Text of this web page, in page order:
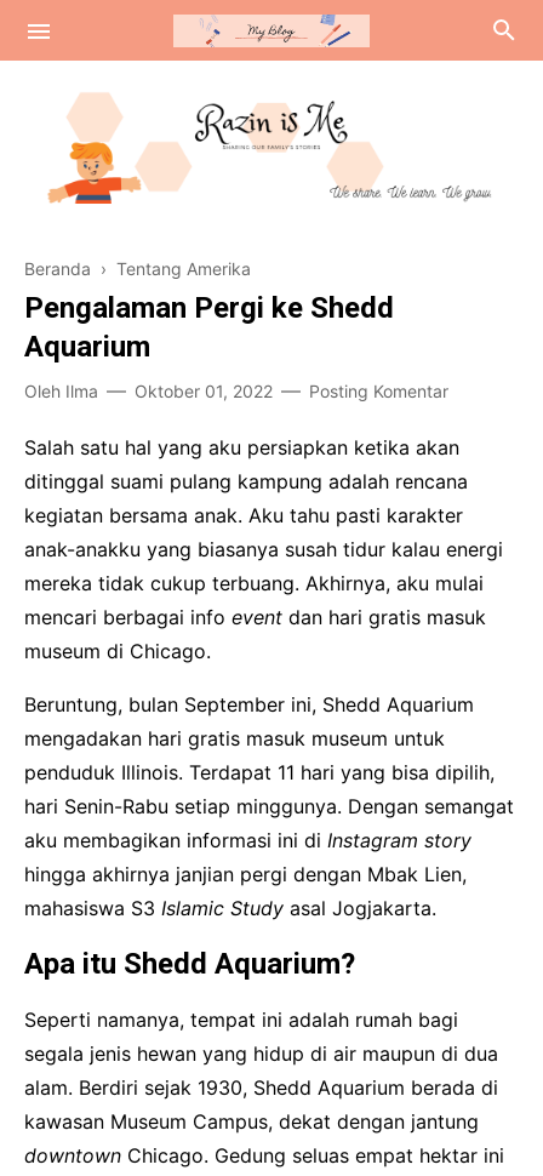
Tentang Amerika
Curhat Colongan
Beranda › Tentang Amerika
Pengalaman Pergi ke Shedd
Aquarium
Oleh Ilma Oktober 01, 2022 Posting Komentar
Salah satu hal yang aku persiapkan ketika akan
ditinggal suami pulang kampung adalah rencana
kegiatan bersama anak. Aku tahu pasti karakter
anak-anakku yang biasanya susah tidur kalau energi
mereka tidak cukup terbuang. Akhirnya, aku mulai
mencari berbagai info event dan hari gratis masuk
museum di Chicago.
Beruntung, bulan September ini, Shedd Aquarium
mengadakan hari gratis masuk museum untuk
penduduk Illinois. Terdapat 11 hari yang bisa dipilih,
hari Senin-Rabu setiap minggunya. Dengan semangat
aku membagikan informasi ini di Instagram story
hingga akhirnya janjian pergi dengan Mbak Lien,
mahasiswa S3 Islamic Study asal Jogjakarta.
Apa itu Shedd Aquarium?
Seperti namanya, tempat ini adalah rumah bagi
segala jenis hewan yang hidup di air maupun di dua
alam. Berdiri sejak 1930, Shedd Aquarium berada di
kawasan Museum Campus, dekat dengan jantung
downtown Chicago. Gedung seluas empat hektar ini